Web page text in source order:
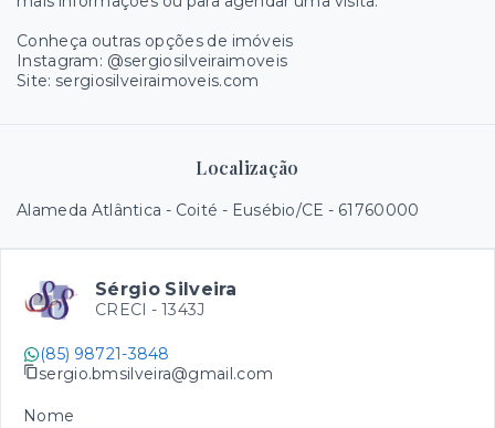
Conheça outras opções de imóveis
Instagram: @sergiosilveiraimoveis
Site: sergiosilveiraimoveis.com
Localização
Alameda Atlântica - Coité - Eusébio/CE - 61760000
Sérgio Silveira
CRECI - 1343J
(85) 98721-3848
sergio.bmsilveira@gmail.com
Nome